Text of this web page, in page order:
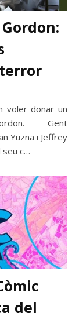
voler donar un
Gent
Yuzna i Jeffrey
seu c…
del